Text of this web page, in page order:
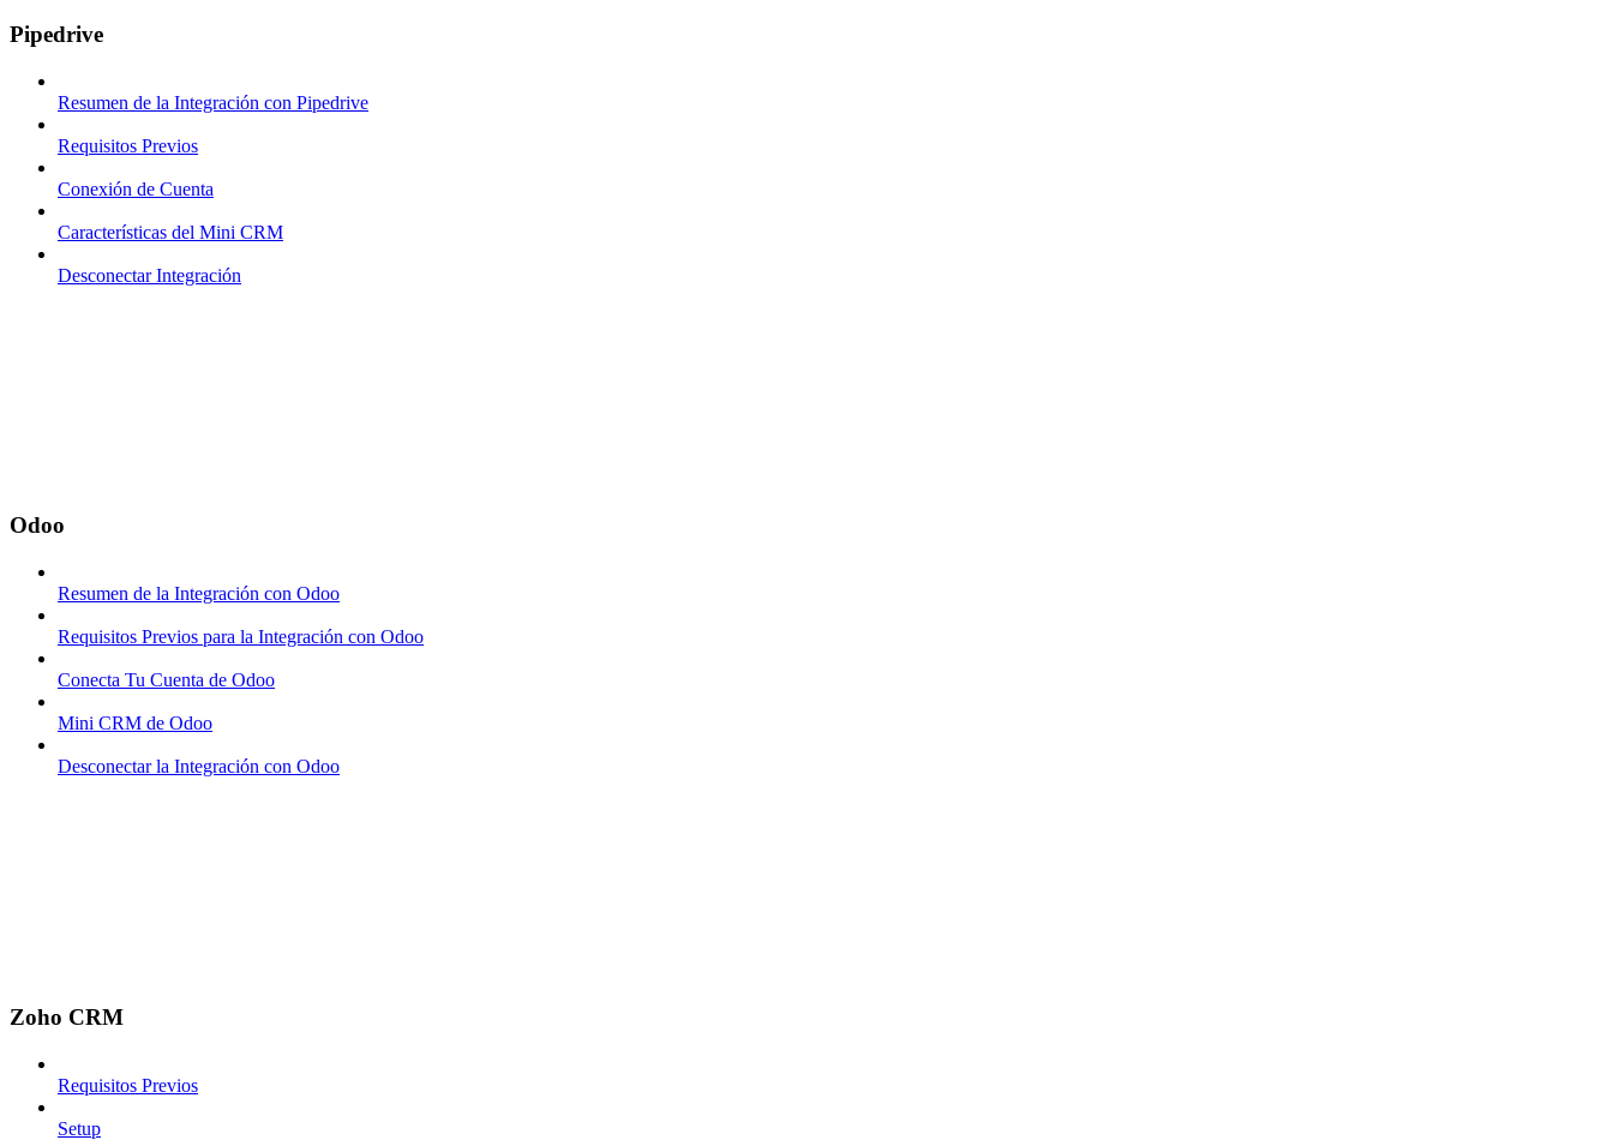
Pipedrive
Resumen de la Integración con Pipedrive
Requisitos Previos
Conexión de Cuenta
Características del Mini CRM
Desconectar Integración
Odoo
Resumen de la Integración con Odoo
Requisitos Previos para la Integración con Odoo
Conecta Tu Cuenta de Odoo
Mini CRM de Odoo
Desconectar la Integración con Odoo
Zoho CRM
Requisitos Previos
Setup